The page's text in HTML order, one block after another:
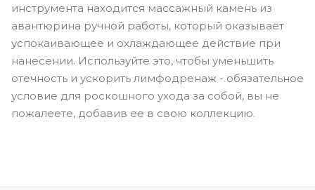
инструмента находится массажный камень из
авантюрина ручной работы, который оказывает
успокаивающее и охлаждающее действие при
нанесении. Используйте это, чтобы уменьшить
отечность и ускорить лимфодренаж - обязательное
условие для роскошного ухода за собой, вы не
пожалеете, добавив ее в свою коллекцию.